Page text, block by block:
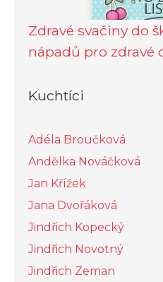
Zdravé svačiny do
nápadů pro zdravé
Kuchtíci
Adéla Broučková
Andělka Nováčková
Jan Křížek
Jana Dvořáková
Jindřich Kopecký
Jindřich Novotný
Jindřich Zeman